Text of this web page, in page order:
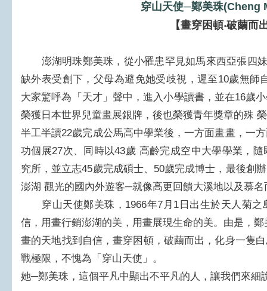
穿山天使─鄭美珠(Cheng
【畫穿困頓‧破繭而
澎湖明珠鄭美珠，從小罹患罕見如馬來西亞張四
缺外表受創下，父母為避免她受歧視，遲至10歲無師
大家驚呼為「天才」聲中，進入小學讀書，並在16歲
榮獲日本世界兒童畫展銀牌，後也榮獲青年獎章的殊
半工半讀22歲完成公馬高中學業後，一方面畫畫，一
功個展27次、同時以43歲 高齡完成空中大學學業，
究所，並立志45歲完成碩士、50歲完成博士，最後創
澎湖 觀光的國內外遊客─就像高更回饋大溪地以及慕
穿山天使鄭美珠，1966年7月1日出生於天人菊之
信，用畫行銷澎湖的美，用畫展現生命的美。由是，
畫的天地找到自信，畫穿困頓，破繭而出，化身一隻
戰極限，不愧為「穿山天使」。
她─鄭美珠，這個平凡中顯出不平凡的人，讓我們來